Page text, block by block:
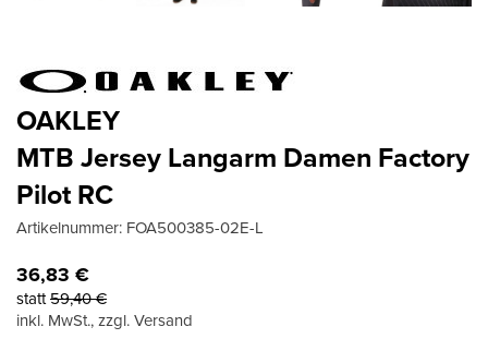
OAKLEY
MTB Jersey Langarm Damen Factory
Pilot RC
Artikelnummer: FOA500385-02E-L
36,83 €
statt59,40€
inkl. MwSt., zzgl. Versand